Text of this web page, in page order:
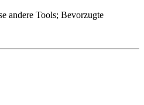
andere Tools; Bevorzugte